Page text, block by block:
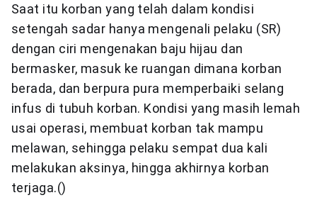
Saat itu korban yang telah dalam kondisi
setengah sadar hanya mengenali pelaku (SR)
dengan ciri mengenakan baju hijau dan
bermasker, masuk ke ruangan dimana korban
berada, dan berpura pura memperbaiki selang
infus di tubuh korban. Kondisi yang masih lemah
usai operasi, membuat korban tak mampu
melawan, sehingga pelaku sempat dua kali
melakukan aksinya, hingga akhirnya korban
terjaga.()